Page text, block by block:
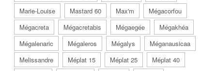
Marie-Louise
Mastard 60 Max'm
Mégacorfou
Mégacreta
Mégacretabis Mégaegée
Mégakhéa
Mégalenaric
Mégaleros Mégalys
Méganausicaa
Melissandre
Méplat 15 Méplat 25
Méplat 40